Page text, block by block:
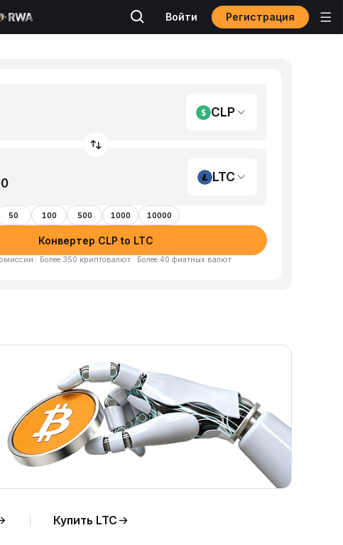
Войти Регистрация
CLP
LTC
50 100 500 1000 10000
Конвертер CLP to LTC
· Более 350 криптовалют · Более 40 фиатных валют
Купить LTC